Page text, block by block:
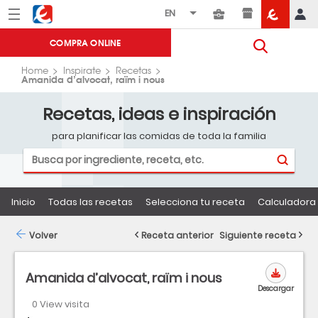
Menú Eroski
COMPRA ONLINE
Home Inspirate Recetas
Amanida d’alvocat, raïm i nous
Recetas, ideas e inspiración
para planificar las comidas de toda la familia
Inicio Todas las recetas Selecciona tu receta
Amanida d’alvocat, raïm i nous
0 View visita
Descargar
Volver Receta anterior Siguiente receta